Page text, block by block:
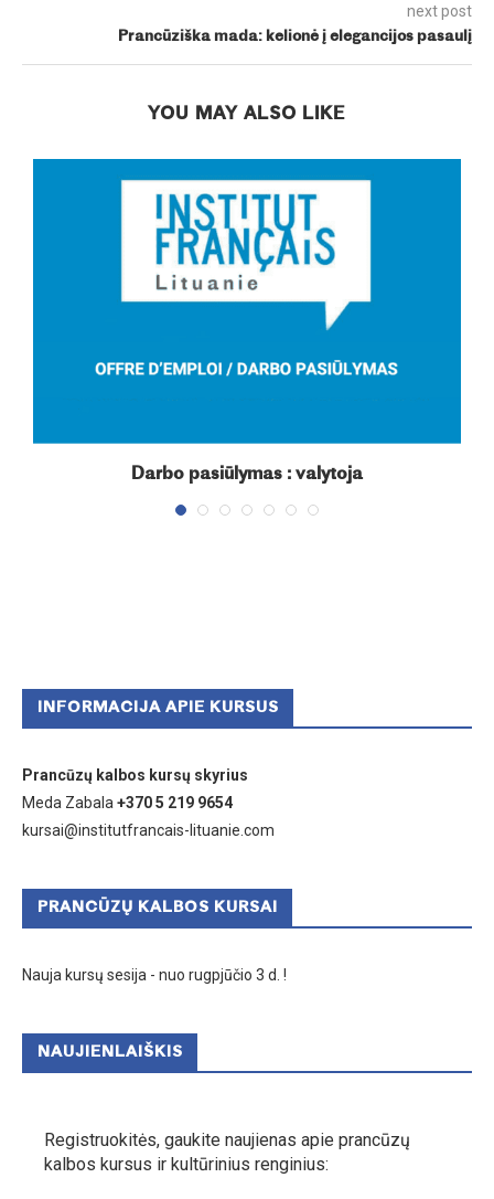
next post
Prancūziška mada: kelionė į elegancijos pasaulį
YOU MAY ALSO LIKE
Darbo pasiūlymas : valytoja
INFORMACIJA APIE KURSUS
Prancūzų kalbos kursų skyrius
Meda Zabala +370 5 219 9654
kursai@institutfrancais-lituanie.com
PRANCŪZŲ KALBOS KURSAI
Nauja kursų sesija - nuo rugpjūčio 3 d. !
NAUJIENLAIŠKIS
Registruokitės, gaukite naujienas apie prancūzų
kalbos kursus ir kultūrinius renginius: